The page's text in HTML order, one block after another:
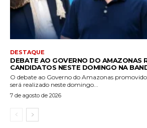
DESTAQUE
DEBATE AO GOVERNO DO AMAZONAS
CANDIDATOS NESTE DOMINGO NA
O debate ao Governo do Amazonas
será realizado neste domingo...
7 de agosto de 2026